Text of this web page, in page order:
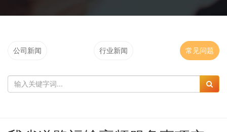
公司新闻 行业新闻 常见问题